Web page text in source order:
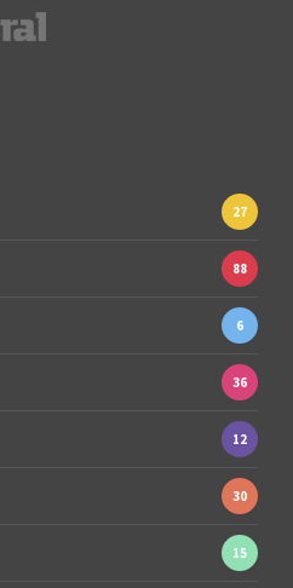
27
88
6
36
12
30
15